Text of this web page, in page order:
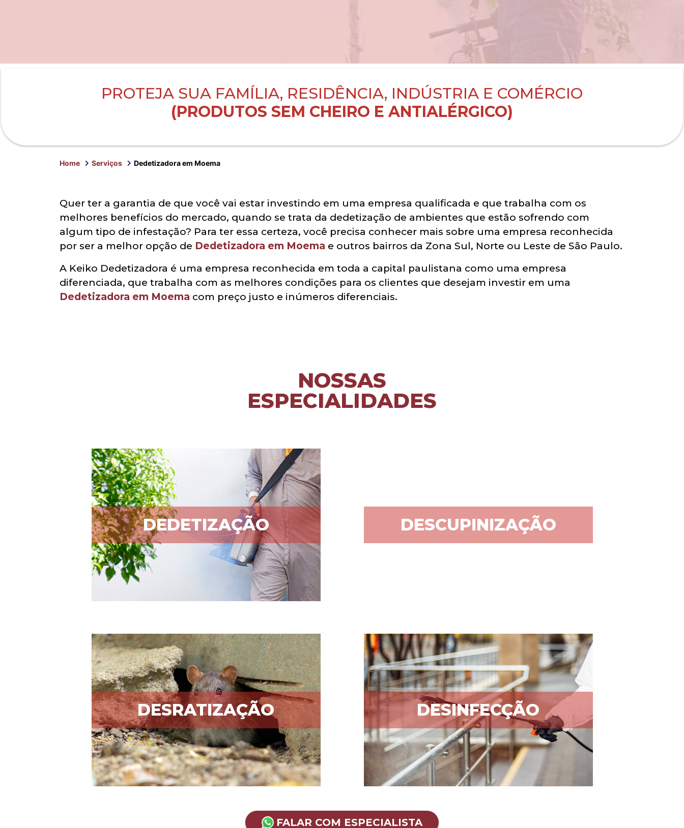
PROTEJA SUA FAMÍLIA, RESIDÊNCIA, INDÚSTRIA E COMÉRCIO
(PRODUTOS SEM CHEIRO E ANTIALÉRGICO)
Home Serviços Dedetizadora em Moema
Quer ter a garantia de que você vai estar investindo em uma empresa qualificada e que trabalha com os
melhores benefícios do mercado, quando se trata da dedetização de ambientes que estão sofrendo com
algum tipo de infestação? Para ter essa certeza, você precisa conhecer mais sobre uma empresa reconhecida
por ser a melhor opção de Dedetizadora em Moema e outros bairros da Zona Sul, Norte ou Leste de São Paulo.
A Keiko Dedetizadora é uma empresa reconhecida em toda a capital paulistana como uma empresa
diferenciada, que trabalha com as melhores condições para os clientes que desejam investir em uma
Dedetizadora em Moema com preço justo e inúmeros diferenciais.
NOSSAS
ESPECIALIDADES
DEDETIZAÇÃO DESCUPINIZAÇÃO
DESRATIZAÇÃO DESINFECÇÃO
FALAR COM ESPECIALISTA